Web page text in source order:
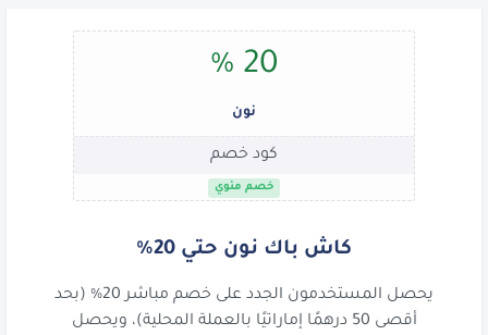
20 %
نون
كود خصم
خصم مئوي
كاش باك نون حتي 20%
يحصل المستخدمون الجدد على خصم مباشر 20% (بحد
أقصى 50 درهمًا إماراتيًا بالعملة المحلية)، ويحصل